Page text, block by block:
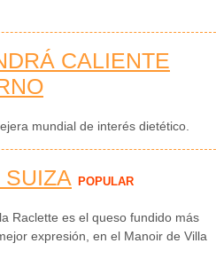
CALIENTE
mundial de interés dietético.
SUIZA POPULAR
Raclette es el queso fundido más
expresión, en el Manoir de Villa